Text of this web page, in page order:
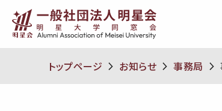
トップページ お知らせ 事務局